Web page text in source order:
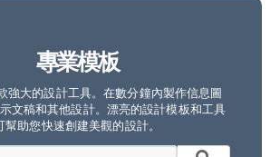
專業模板
強大的設計工具。在數分鐘內製作信息圖
文稿和其他設計。漂亮的設計模板和工具
幫助您快速創建美觀的設計。